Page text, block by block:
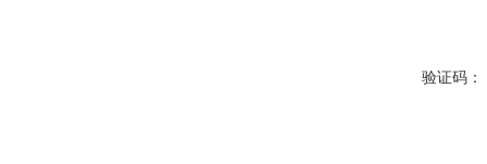
验证码：